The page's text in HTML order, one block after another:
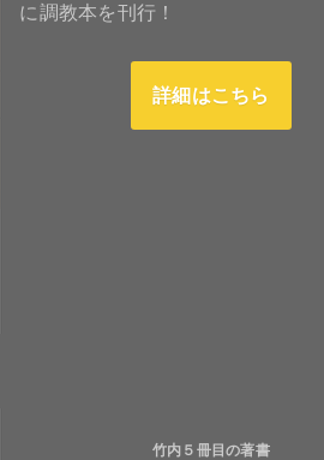
に調教本を刊行！
詳細はこちら
竹内５冊目の著書